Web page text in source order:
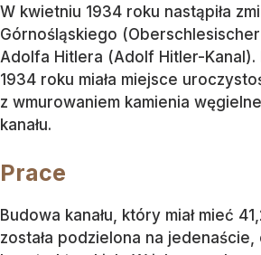
W kwietniu 1934 roku nastąpiła
Górnośląskiego (Oberschlesischer
Adolfa Hitlera (Adolf Hitler-Kanal).
1934 roku miała miejsce
z wmurowaniem kamienia
kanału.
Prace
Budowa kanału, który miał mieć
została podzielona na